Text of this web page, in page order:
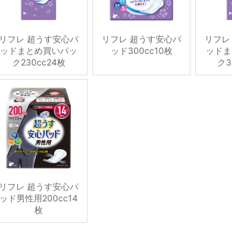
リフレ 超うす安心パ
ッドまとめ買いパッ
ク230cc24枚
リフレ 超うす安心パ
ッド300cc10枚
リフ
ッド
ク
リフレ 超うす安心パ
ッド男性用200cc14
枚